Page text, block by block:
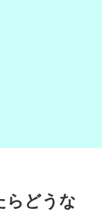
らどうな